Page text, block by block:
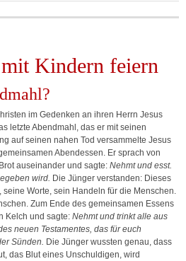
Kindern feiern
im Gedenken an ihren Herrn Jesus
letzte Abendmahl, das er mit seinen
auf seinen nahen Tod versammelte Jesus
Abendessen. Er sprach von
auseinander und sagte: Nehmt und esst.
wird. Die Jünger verstanden: Dieses
Worte, sein Handeln für die Menschen.
Zum Ende des gemeinsamen Essens
Kelch und sagte: Nehmt und trinkt alle aus
neuen Testamentes, das für euch
Sünden. Die Jünger wussten genau, dass
das Blut eines Unschuldigen, wird